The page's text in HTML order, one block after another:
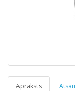
Apraksts